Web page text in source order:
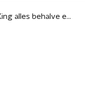
Waarom The Lion King alles behalve een onschuldige film is...